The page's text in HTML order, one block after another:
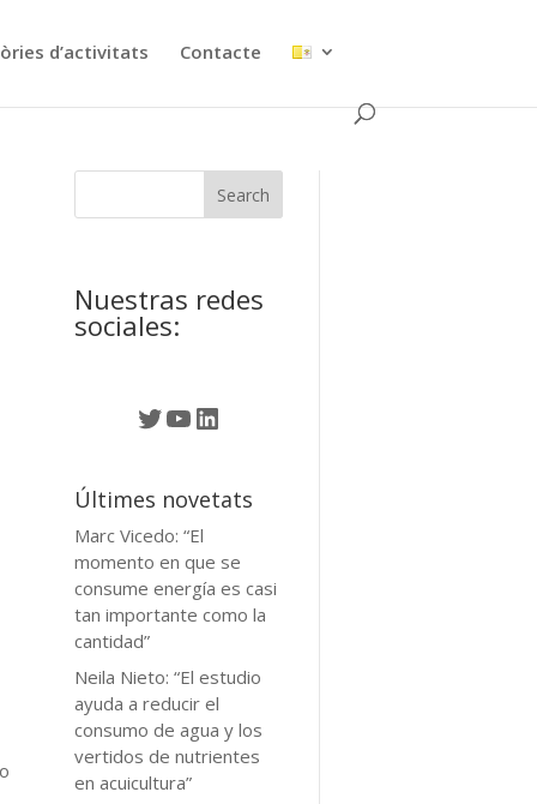
d’activitats Contacte
Nuestras redes
sociales:
Twitter
YouTube
LinkedIn
Últimes novetats
Marc Vicedo: “El
momento en que se
consume energía es casi
tan importante como la
cantidad”
Neila Nieto: “El estudio
ayuda a reducir el
consumo de agua y los
vertidos de nutrientes
en acuicultura”